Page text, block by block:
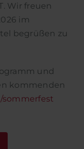
Wir freuen
im
begrüßen zu
und
kommenden